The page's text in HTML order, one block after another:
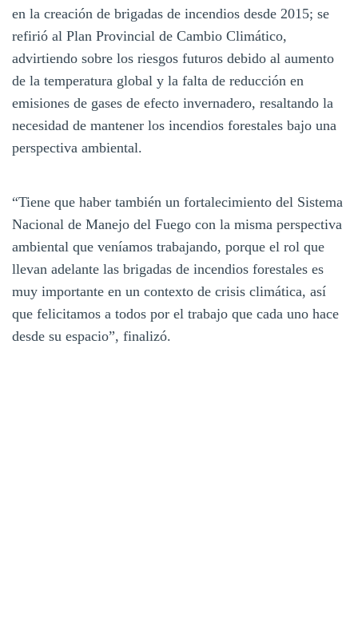
en la creación de brigadas de incendios desde 2015; se
refirió al Plan Provincial de Cambio Climático,
advirtiendo sobre los riesgos futuros debido al aumento
de la temperatura global y la falta de reducción en
emisiones de gases de efecto invernadero, resaltando la
necesidad de mantener los incendios forestales bajo una
perspectiva ambiental.
“Tiene que haber también un fortalecimiento del Sistema
Nacional de Manejo del Fuego con la misma perspectiva
ambiental que veníamos trabajando, porque el rol que
llevan adelante las brigadas de incendios forestales es
muy importante en un contexto de crisis climática, así
que felicitamos a todos por el trabajo que cada uno hace
desde su espacio”, finalizó.